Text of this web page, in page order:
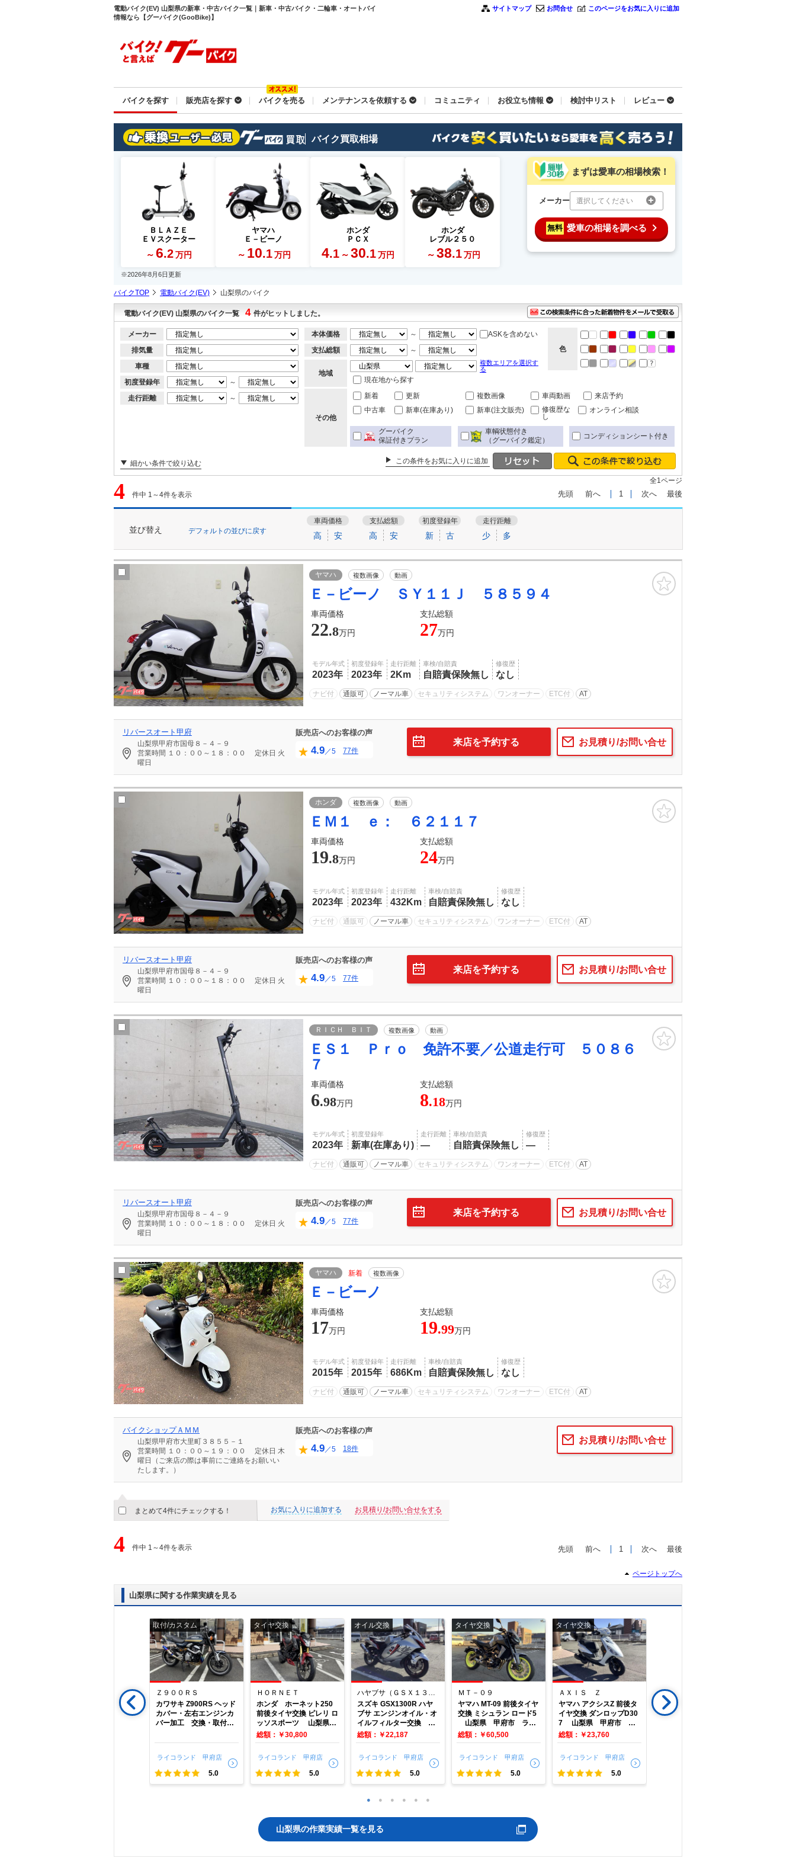
電動バイク(EV) 山梨県の新車・中古バイク一覧｜新車・中古バイク・二輪車・オートバイ
情報なら【グーバイク(GooBike)】
サイトマップ お問合せ このページをお気に入りに追加
バイクを探す 販売店を探す バイクを売る メンテナンスを依頼する コミュニティ お役立ち情報 検討中リスト レビュー
バイク買取相場
ＢＬＡＺＥ
ＥＶスクーター
～ 6.2万円
ヤマハ
Ｅ－ビーノ
～ 10.1 万円
ホンダ
ＰＣＸ
4.1 ～ 30.1 万円
ホンダ
レブル２５０
～ 38.1 万円
まずは愛車の相場検索！
メーカー 選択してください
無料 愛車の相場を調べる
※2026年8月6日更新
バイクTOP 電動バイク(EV) 山梨県のバイク
電動バイク(EV) 山梨県のバイク一覧 4 件がヒットしました。
メーカー
排気量
車種
初度登録年
～
走行距離
～
本体価格 ～
ASKを含めない
支払総額
～
地域
複数エリアを選択す
る
現在地から探す
色
その他
新着 更新 複数画像 車両動画
来店予約
中古車
新車(在庫あり) 新車(注文販売)
修復歴な
し
オンライン相談
グーバイク
保証付きプラン
車輌状態付き
（グーバイク鑑定）
コンディションシート付き
細かい条件で絞り込む この条件をお気に入りに追加
4 件中 1～4件を表示
全1ページ
先頭 前へ 1 次へ 最後
並び替え デフォルトの並びに戻す
車両価格
高 安
支払総額
高 安
初度登録年
新 古
走行距離
少 多
ヤマハ 複数画像 動画
Ｅ－ビーノ ＳＹ１１Ｊ ５８５９４
車両価格 支払総額
22.8万円 27万円
モデル年式
2023年
初度登録年
2023年
走行距離
2Km
車検/自賠責
自賠責保険無し
修復歴
なし
ナビ付 通販可 ノーマル車 セキュリティシステム ワンオーナー ETC付 AT
リバースオート甲府
山梨県甲府市国母８－４－９
営業時間 １０：００～１８：００ 定休日 火
曜日
販売店へのお客様の声
4.9／5 77件
お見積り/お問い合せ
来店を予約する
ホンダ 複数画像 動画
ＥＭ１ ｅ： ６２１１７
車両価格 支払総額
19.8万円 24万円
モデル年式
2023年
初度登録年
2023年
走行距離
432Km
車検/自賠責
自賠責保険無し
修復歴
なし
ナビ付 通販可 ノーマル車 セキュリティシステム ワンオーナー ETC付 AT
リバースオート甲府
山梨県甲府市国母８－４－９
営業時間 １０：００～１８：００ 定休日 火
曜日
販売店へのお客様の声
4.9／5 77件
お見積り/お問い合せ
来店を予約する
ＲＩＣＨ ＢＩＴ 複数画像 動画
ＥＳ１ Ｐｒｏ 免許不要／公道走行可 ５０８６
７
車両価格 支払総額
6.98万円 8.18万円
モデル年式
2023年
初度登録年
新車(在庫あり)
走行距離
―
車検/自賠責
自賠責保険無し
修復歴
―
ナビ付 通販可 ノーマル車 セキュリティシステム ワンオーナー ETC付 AT
リバースオート甲府
山梨県甲府市国母８－４－９
営業時間 １０：００～１８：００ 定休日 火
曜日
販売店へのお客様の声
4.9／5 77件
お見積り/お問い合せ
来店を予約する
ヤマハ 新着 複数画像
Ｅ－ビーノ
車両価格 支払総額
17万円 19.99万円
モデル年式
2015年
初度登録年
2015年
走行距離
686Km
車検/自賠責
自賠責保険無し
修復歴
なし
ナビ付 通販可 ノーマル車 セキュリティシステム ワンオーナー ETC付 AT
バイクショップＡＭＭ
山梨県甲府市大里町３８５５－１
営業時間 １０：００～１９：００ 定休日 木
曜日（ご来店の際は事前にご連絡をお願いい
たします。）
販売店へのお客様の声
4.9／5 18件
お見積り/お問い合せ
まとめて4件にチェックする！ お気に入りに追加する お見積り/お問い合せをする
4 件中 1～4件を表示 先頭 前へ 1 次へ 最後
ページトップへ
山梨県に関する作業実績を見る
ヤマハ セロー250 ET
C取付 山梨県 甲府
取付/カスタム
Ｚ９００ＲＳ
カワサキ Z900RS ヘッド
カバー・左右エンジンカ
バー加工 交換・取付
ランド甲府
ライコランド 甲府店
5.0
タイヤ交換
ＨＯＲＮＥＴ
ホンダ ホーネット250
前後タイヤ交換 ピレリ ロ
ッソスポーツ 山梨県
甲府市 ライコランド甲
府
総額：￥30,800
ライコランド 甲府店
5.0
オイル交換
ハヤブサ（ＧＳＸ１３００Ｒ Ｈａｙａｂｕｓａ）
スズキ GSX1300R ハヤ
ブサ エンジンオイル・オ
イルフィルター交換 ル
バードオイル 山梨県
甲府市 ライコランド甲
総額：￥22,187
ライコランド 甲府店
5.0
タイヤ交換
ＭＴ－０９
ヤマハ MT-09 前後タイヤ
交換 ミシュラン ロード5
山梨県 甲府市 ライ
コランド甲府
総額：￥60,500
ライコランド 甲府店
5.0
タイヤ交換
ＡＸＩＳ Ｚ
ヤマハ アクシスZ 前後タ
イヤ交換 ダンロップD30
7 山梨県 甲府市 ラ
イコランド甲府
総額：￥23,760
ライコランド 甲府店
5.0
Ｎｉｎｊａ ２５０
カワサキ ニンジャ250
前後タイヤ・エンジンオ
1 2 3 4 5 6
山梨県の作業実績一覧を見る
車種選択するだけ、かんたん相場検索
まずはメーカーを選択する
排気量
型式(任意)
走行距離(任意)